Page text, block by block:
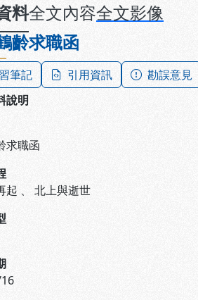
料全文內容全文影像
齡求職函
筆記 引用資訊 勘誤意見
說明
求職函
起 、 北上與逝世